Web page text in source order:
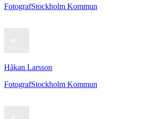
FotografStockholm Kommun
Håkan Larsson
FotografStockholm Kommun